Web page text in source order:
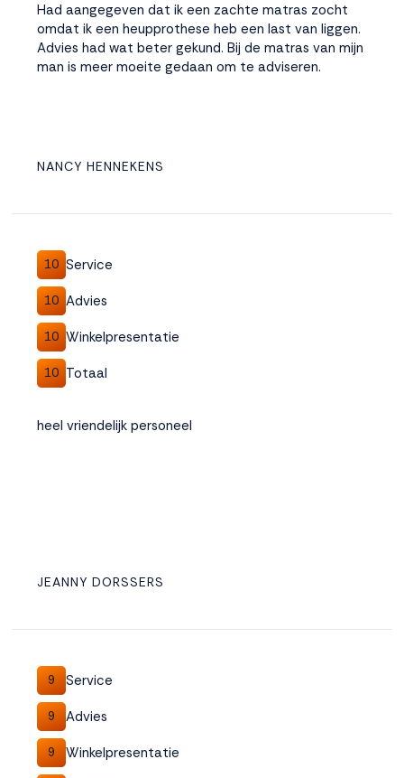
Had aangegeven dat ik een zachte matras zocht
omdat ik een heupprothese heb een last van liggen.
Advies had wat beter gekund. Bij de matras van mijn
man is meer moeite gedaan om te adviseren.
NANCY HENNEKENS
10 Service
10 Advies
10 Winkelpresentatie
10 Totaal
heel vriendelijk personeel
JEANNY DORSSERS
9 Service
9 Advies
9 Winkelpresentatie